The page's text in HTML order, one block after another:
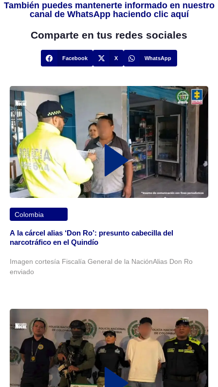
También puedes mantenerte informado en nuestro
canal de WhatsApp haciendo clic aquí
Comparte en tus redes sociales
Facebook X WhatsApp
Colombia
A la cárcel alias ‘Don Ro’: presunto cabecilla del
narcotráfico en el Quindío
Imagen cortesía Fiscalía General de la NaciónAlias Don Ro
enviado